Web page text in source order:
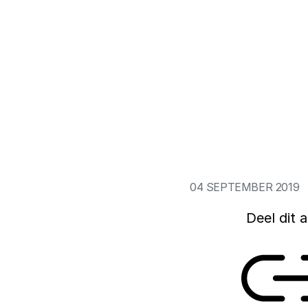
04 SEPTEMBER 2019
Deel dit